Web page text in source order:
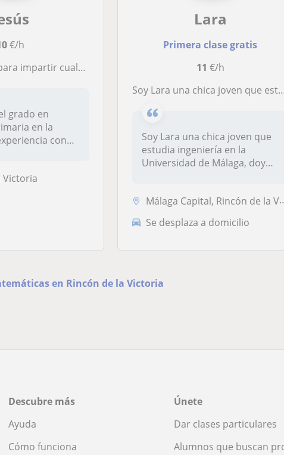
€/h
asignatura nivel primaria
grado en
en la
con
Victoria
Lara
Primera clase gratis
11 €/h
Soy Lara una chica joven que estudia ingeniería en la Universidad de Málaga, doy clases particulares para primaria y secundaria
Soy Lara una chica joven que
estudia ingeniería en la
Universidad de Málaga, doy
Málaga Capital, Rincón de la Victoria, Totalán
Se desplaza a domicilio
en Rincón de la Victoria
Descubre más
Ayuda
Cómo funciona
Únete
Dar clases particulares
Alumnos que buscan